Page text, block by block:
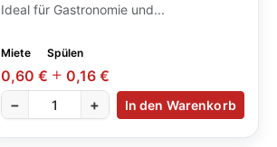
Ideal für Gastronomie und...
Miete Spülen
0,60 €
0,16 €
−
+ In den Warenkorb